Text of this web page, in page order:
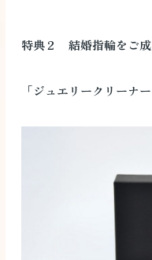
特典２ 結婚指輪をご
「ジュエリークリーナ